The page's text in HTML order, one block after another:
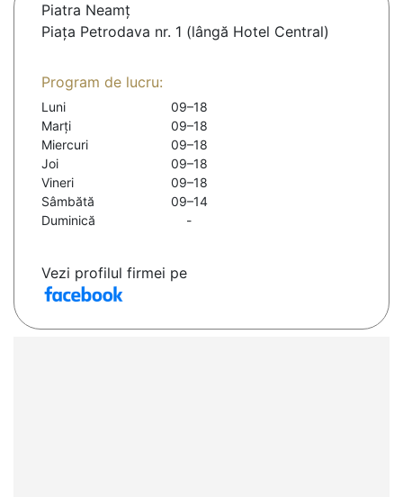
Piatra Neamţ
Piața Petrodava nr. 1 (lângă Hotel Central)
Program de lucru:
Luni
09–18
Marți
09–18
Miercuri
09–18
Joi
09–18
Vineri
09–18
Sâmbătă
09–14
Duminică
-
Vezi profilul firmei pe